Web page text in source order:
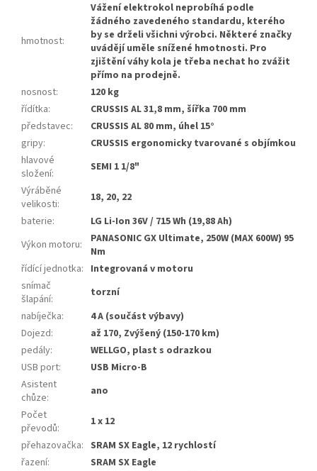
hmotnost:
Vážení elektrokol neprobíhá podle
žádného zavedeného standardu, kterého
by se drželi všichni výrobci. Některé značky
uvádějí uměle snížené hmotnosti. Pro
zjištění váhy kola je třeba nechat ho zvážit
přímo na prodejně.
nosnost:
120 kg
řídítka:
CRUSSIS AL 31,8 mm, šířka 700 mm
představec:
CRUSSIS AL 80 mm, úhel 15°
gripy:
CRUSSIS ergonomicky tvarované s objímkou
hlavové
složení:
SEMI 1 1/8"
Výráběné
velikosti:
18, 20, 22
baterie:
LG Li-Ion 36V / 715 Wh (19,88 Ah)
Výkon motoru:
PANASONIC GX Ultimate, 250W (MAX 600W) 95
Nm
řídící jednotka: Integrovaná v motoru
snímač
šlapání:
torzní
nabíječka:
4 A (součást výbavy)
Dojezd:
až 170, Zvýšený (150-170 km)
pedály:
WELLGO, plast s odrazkou
USB port:
USB Micro-B
Asistent
chůze:
ano
Počet
převodů:
1 x 12
přehazovačka: SRAM SX Eagle, 12 rychlostí
řazení:
SRAM SX Eagle